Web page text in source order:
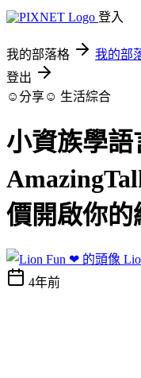
登入
我的部落格 我的部
登出
☺分享☺ 生活綜合
小資族學語
價開啟你的
4年前